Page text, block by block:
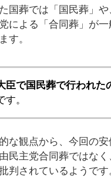
国葬では「国民葬」
による「合同葬」が
す。
臣で国民葬で行われた
す。
な観点から、今回の
民主党合同葬ではなく
判されているようです